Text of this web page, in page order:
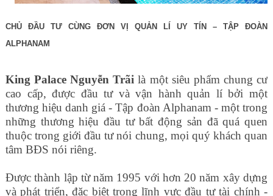
CHỦ ĐẦU TƯ CÙNG ĐƠN VỊ QUẢN LÍ UY TÍN – TẬP ĐOÀN
ALPHANAM
King Palace Nguyễn Trãi là một siêu phẩm chung cư
cao cấp, được đầu tư và vận hành quản lí bởi một
thương hiệu danh giá - Tập đoàn Alphanam - một trong
những thương hiệu đầu tư bất động sản đã quá quen
thuộc trong giới đầu tư nói chung, mọi quý khách quan
tâm BĐS nói riêng.
Được thành lập từ năm 1995 với hơn 20 năm xây dựng
và phát triển, đặc biệt trong lĩnh vực đầu tư tài chính -